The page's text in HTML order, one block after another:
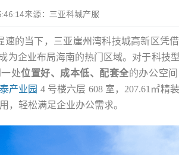
来源：三亚科城产服
速的当下，三亚崖州湾科技城高新区凭
为企业布局海南的热门区域。对于科技
处位置好、成本低、配套全的办公空
产业园 4 号楼六层 608 室，207.61㎡精
，轻松满足企业办公需求。